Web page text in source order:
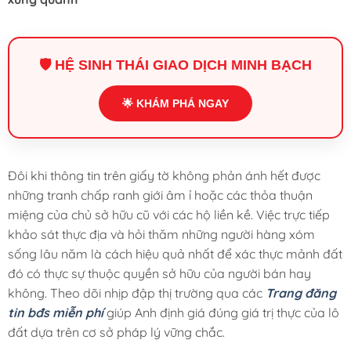
🛡️ HỆ SINH THÁI GIAO DỊCH MINH BẠCH
🌟 KHÁM PHÁ NGAY
Đôi khi thông tin trên giấy tờ không phản ánh hết được
những tranh chấp ranh giới âm ỉ hoặc các thỏa thuận
miệng của chủ sở hữu cũ với các hộ liền kề. Việc trực tiếp
khảo sát thực địa và hỏi thăm những người hàng xóm
sống lâu năm là cách hiệu quả nhất để xác thực mảnh đất
đó có thực sự thuộc quyền sở hữu của người bán hay
không. Theo dõi nhịp đập thị trường qua các Trang đăng
tin bđs miễn phígiúp Anh định giá đúng giá trị thực của lô
đất dựa trên cơ sở pháp lý vững chắc.